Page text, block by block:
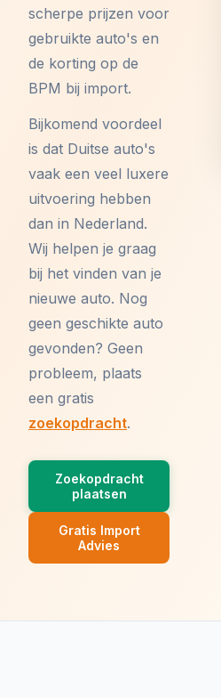
scherpe prijzen voor
gebruikte auto's en
de korting op de
BPM bij import.
Bijkomend voordeel
is dat Duitse auto's
vaak een veel luxere
uitvoering hebben
dan in Nederland.
Wij helpen je graag
bij het vinden van je
nieuwe auto. Nog
geen geschikte auto
gevonden? Geen
probleem, plaats
een gratis
zoekopdracht.
Zoekopdracht
plaatsen
Gratis Import
Advies